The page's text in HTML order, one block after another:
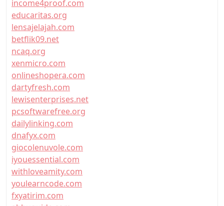
income4proof.com
educaritas.org
lensajelajah.com
betflik09.net
ncaq.org
xenmicro.com
onlineshopera.com
dartyfresh.com
lewisenterprises.net
pcsoftwarefree.org
dailylinking.com
dnafyx.com
giocolenuvole.com
iyouessential.com
withloveamity.com
youlearncode.com
fxyatirim.com